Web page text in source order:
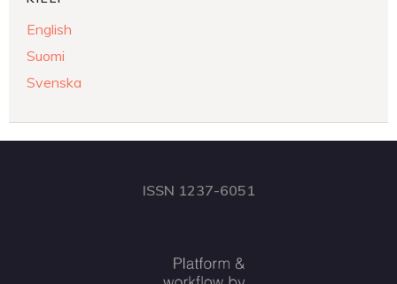
English
Suomi
Svenska
ISSN 1237-6051